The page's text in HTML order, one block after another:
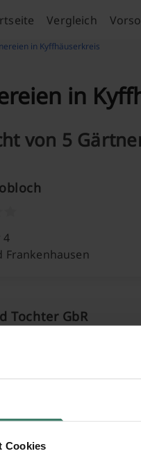
Cookies
Vergleich
in Kyffhäuserkreis
in
von 5
4
Frankenhausen
Tochter GbR
Ritter